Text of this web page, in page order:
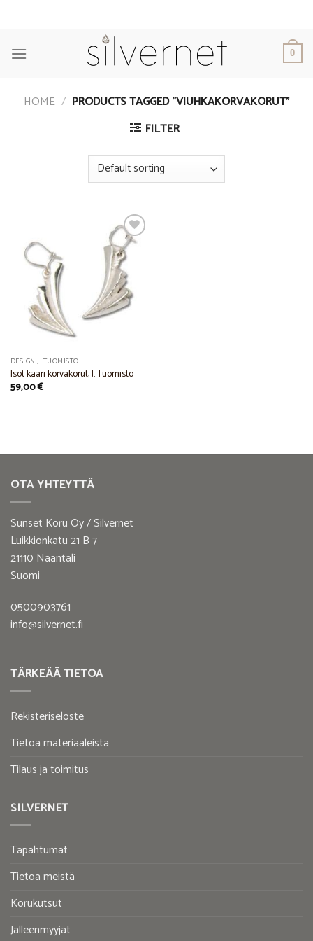
0
HOME / PRODUCTS TAGGED “VIUHKAKORVAKORUT”
FILTER
Add to
Wishlist
DESIGN J. TUOMISTO
Isot kaari korvakorut, J. Tuomisto
59,00€
OTA YHTEYTTÄ
Sunset Koru Oy / Silvernet
Luikkionkatu 21 B 7
21110 Naantali
Suomi
0500903761
info@silvernet.fi
TÄRKEÄÄ TIETOA
Rekisteriseloste
Tietoa materiaaleista
Tilaus ja toimitus
SILVERNET
Tapahtumat
Tietoa meistä
Korukutsut
Jälleenmyyjät